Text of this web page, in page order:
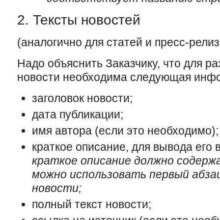
2. Тексты новостей
(аналогично для статей и пресс-
Надо объяснить Заказчику, что для
новости необходима следующая
заголовок новости;
дата публикации;
имя автора (если это необходимо);
краткое описание, для вывода
краткое описание должно
можно использовать первый
новости;
полный текст новости;